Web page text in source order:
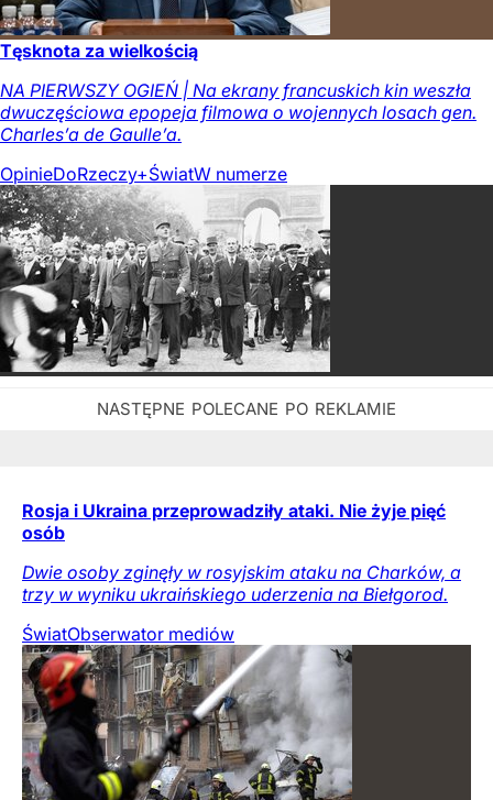
Tęsknota za wielkością
NA PIERWSZY OGIEŃ | Na ekrany francuskich kin weszła
dwuczęściowa epopeja filmowa o wojennych losach gen.
Charles’a de Gaulle’a.
OpinieDoRzeczy+ŚwiatW numerze
Rosja i Ukraina przeprowadziły ataki. Nie żyje pięć
osób
Dwie osoby zginęły w rosyjskim ataku na Charków, a
trzy w wyniku ukraińskiego uderzenia na Biełgorod.
ŚwiatObserwator mediów